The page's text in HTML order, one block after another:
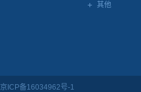
其他
京ICP备16034962号-1